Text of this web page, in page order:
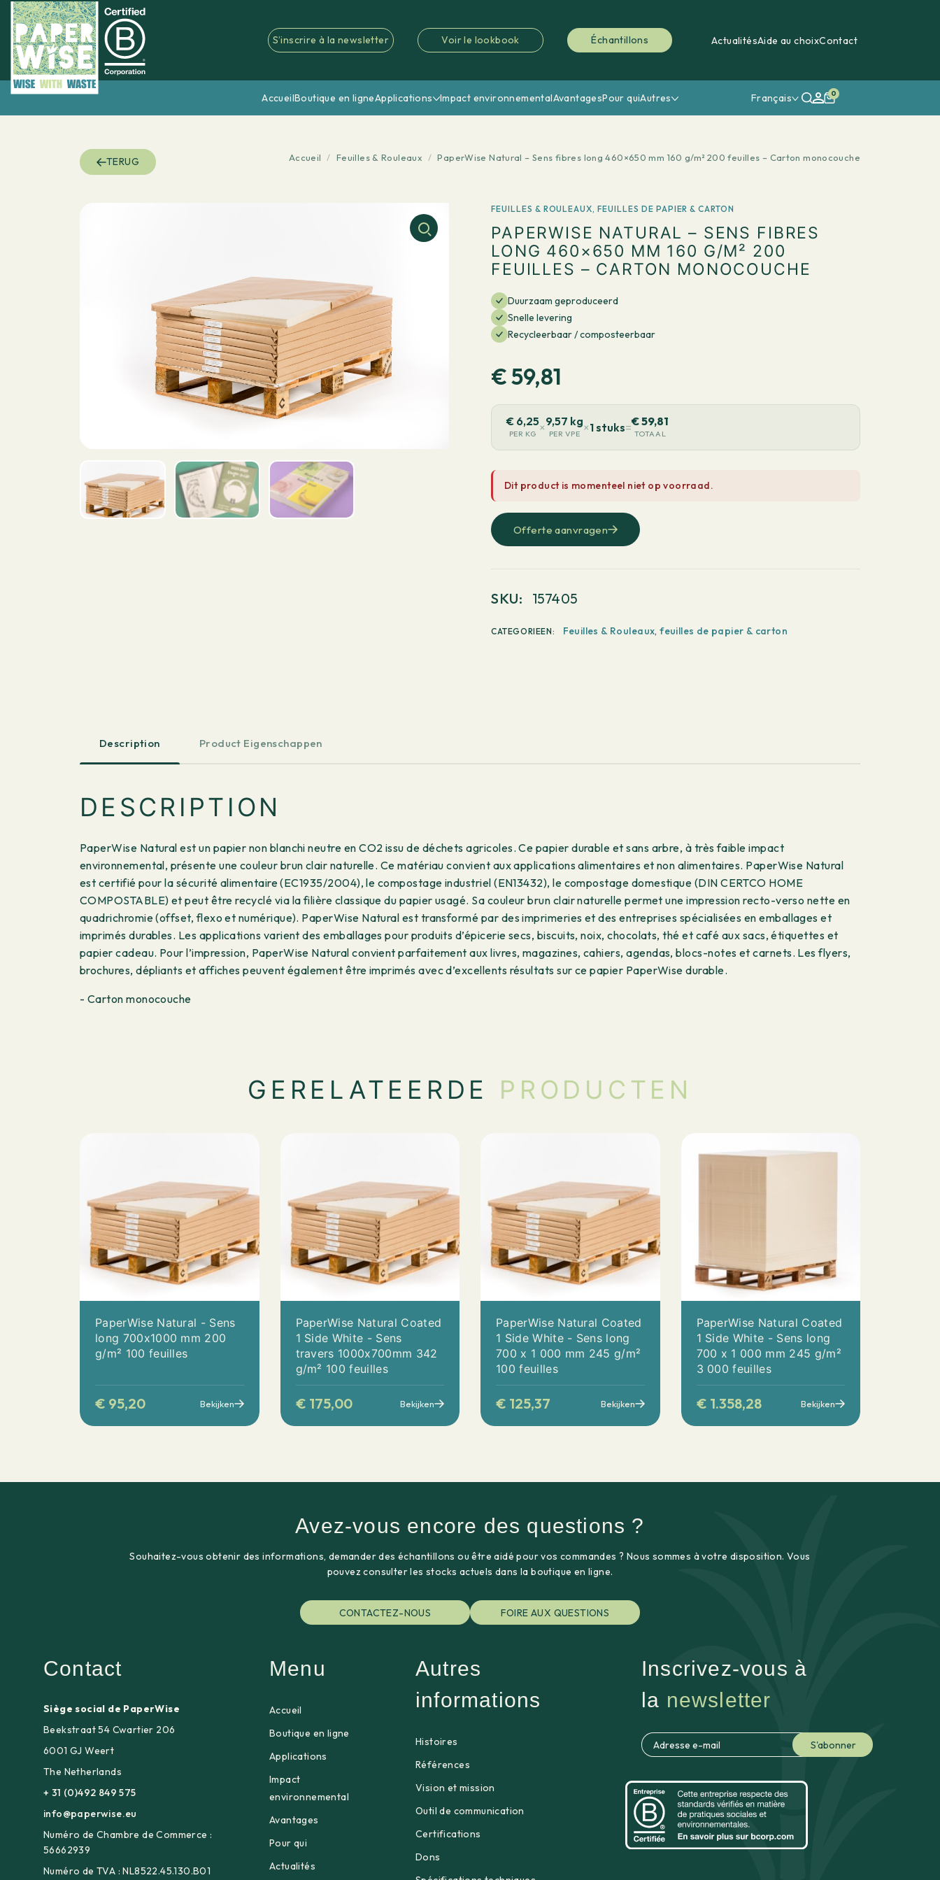
S’inscrire à la newsletter Voir le lookbook Échantillons ActualitésAide au choixContact
AccueilBoutique en ligneApplications Impact environnementalAvantagesPour quiAutres Français 0
TERUG Accueil / Feuilles & Rouleaux / PaperWise Natural – Sens fibres long 460×650 mm 160 g/m² 200 feuilles – Carton monocouche
FEUILLES & ROULEAUX,FEUILLES DE PAPIER & CARTON
PAPERWISE NATURAL – SENS FIBRES
LONG 460×650 MM 160 G/M² 200
FEUILLES – CARTON MONOCOUCHE
Duurzaam geproduceerd
Snelle levering
Recycleerbaar / composteerbaar
€59,81
€ 6,25
PER KG ×9,57 kg
PER VPE ×1 stuks=€59,81
TOTAAL
Dit product is momenteel niet op voorraad.
Offerte aanvragen
SKU: 157405
CATEGORIEEN: Feuilles & Rouleaux,feuilles de papier & carton
Description Product Eigenschappen
DESCRIPTION
PaperWise Natural est un papier non blanchi neutre en CO2 issu de déchets agricoles. Ce papier durable et sans arbre, à très faible impact
environnemental, présente une couleur brun clair naturelle. Ce matériau convient aux applications alimentaires et non alimentaires. PaperWise Natural
est certifié pour la sécurité alimentaire (EC1935/2004), le compostage industriel (EN13432), le compostage domestique (DIN CERTCO HOME
COMPOSTABLE) et peut être recyclé via la filière classique du papier usagé. Sa couleur brun clair naturelle permet une impression recto-verso nette en
quadrichromie (offset, flexo et numérique). PaperWise Natural est transformé par des imprimeries et des entreprises spécialisées en emballages et
imprimés durables. Les applications varient des emballages pour produits d’épicerie secs, biscuits, noix, chocolats, thé et café aux sacs, étiquettes et
papier cadeau. Pour l’impression, PaperWise Natural convient parfaitement aux livres, magazines, cahiers, agendas, blocs-notes et carnets. Les flyers,
brochures, dépliants et affiches peuvent également être imprimés avec d’excellents résultats sur ce papier PaperWise durable.
- Carton monocouche
GERELATEERDE PRODUCTEN
PaperWise Natural - Sens
long 700x1000 mm 200
g/m² 100 feuilles
€ 95,20 Bekijken
PaperWise Natural Coated
1 Side White - Sens
travers 1000x700mm 342
g/m² 100 feuilles
€ 175,00 Bekijken
PaperWise Natural Coated
1 Side White - Sens long
700 x 1 000 mm 245 g/m²
100 feuilles
€ 125,37 Bekijken
PaperWise Natural Coated
1 Side White - Sens long
700 x 1 000 mm 245 g/m²
3 000 feuilles
€ 1.358,28 Bekijken
Avez-vous encore des questions ?
Souhaitez-vous obtenir des informations, demander des échantillons ou être aidé pour vos commandes ? Nous sommes à votre disposition. Vous
pouvez consulter les stocks actuels dans la boutique en ligne.
CONTACTEZ-NOUS FOIRE AUX QUESTIONS
Contact
Siège social de PaperWise
Beekstraat 54 Cwartier 206
6001 GJ Weert
The Netherlands
+ 31 (0)492 849 575
info@paperwise.eu
Numéro de Chambre de Commerce :
56662939
Numéro de TVA : NL8522.45.130.B01
Menu
Accueil
Boutique en ligne
Applications
Impact
environnemental
Avantages
Pour qui
Actualités
Autres
informations
Histoires
Références
Vision et mission
Outil de communication
Certifications
Dons
Inscrivez-vous à
la newsletter